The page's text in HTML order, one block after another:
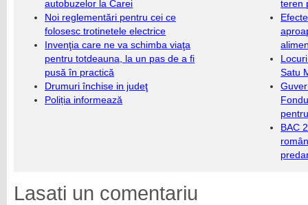
autobuzelor la Carei
Noi reglementări pentru cei ce
folosesc trotinetele electrice
Invenţia care ne va schimba viaţa
pentru totdeauna, la un pas de a fi
pusă în practică
Drumuri închise in judeţ
Poliția informează
teren
Satu
BAC
Lasati un comentariu